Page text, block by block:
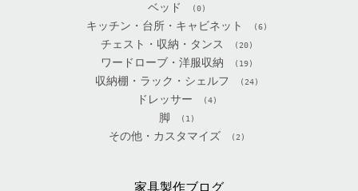
ベッド (0)
キッチン・台所・キャビネット (6)
チェスト・収納・タンス (20)
ワードローブ・洋服収納 (19)
収納棚・ラック・シェルフ (24)
ドレッサー (4)
脚 (1)
その他・カスタマイズ (2)
家具製作ブログ